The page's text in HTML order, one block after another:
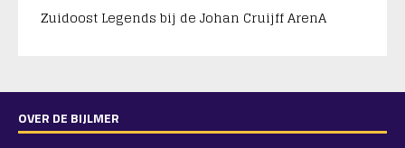
Zuidoost Legends bij de Johan Cruijff ArenA
OVER DE BIJLMER